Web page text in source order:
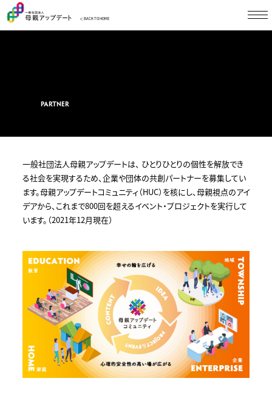
＜ BACK TO HOME
PARTNER
⼀般社団法⼈⺟親アップデートは、 ひとりひとりの個性を解放でき
る社会を実現するため、企業や団体の共創パートナーを募集してい
ます。母親アップデートコミュニティ（HUC）を核にし、母親視点のアイ
デアから、これまで800回を超えるイベント・プロジェクトを実行して
います。（2021年12月現在）